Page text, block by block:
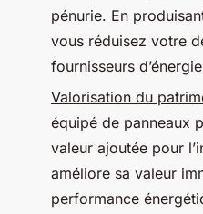
pénurie. En
vous réduisez votre
fournisseurs
Valorisation du
équipé de panneaux
valeur ajoutée pour
améliore sa valeur
performance